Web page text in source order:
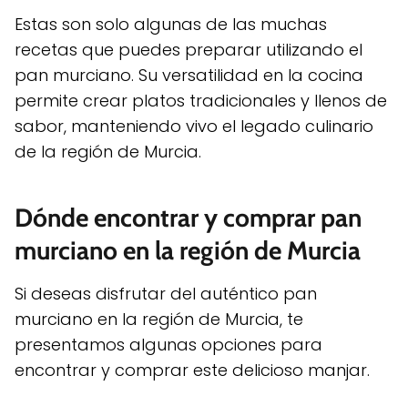
Estas son solo algunas de las muchas
recetas que puedes preparar utilizando el
pan murciano. Su versatilidad en la cocina
permite crear platos tradicionales y llenos de
sabor, manteniendo vivo el legado culinario
de la región de Murcia.
Dónde encontrar y comprar pan
murciano en la región de Murcia
Si deseas disfrutar del auténtico pan
murciano en la región de Murcia, te
presentamos algunas opciones para
encontrar y comprar este delicioso manjar.